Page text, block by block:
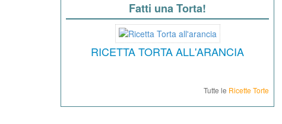
Fatti una Torta!
RICETTA TORTA ALL'ARANCIA
Tutte le Ricette Torte